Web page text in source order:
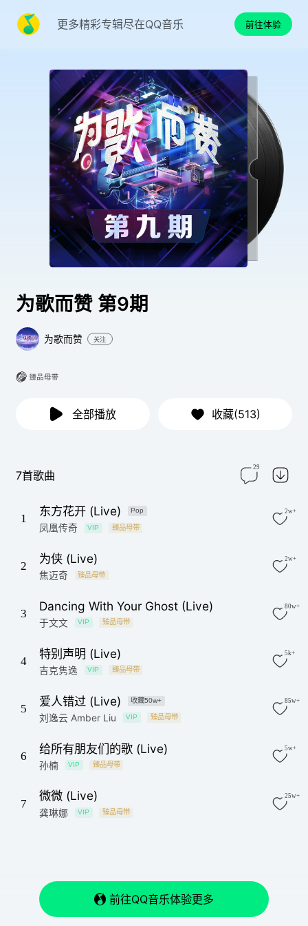
更多精彩专辑尽在QQ音乐 前往体验
为歌而赞 第9期
为歌而赞 关注
全部播放 收藏(513)
7首歌曲
29
1
东方花开 (Live) Pop
凤凰传奇 VIP 臻品母带
2w+
2
为侠 (Live)
焦迈奇 臻品母带
2w+
3
Dancing With Your Ghost (Live)
于文文 VIP 臻品母带
80w+
4
特别声明 (Live)
吉克隽逸 VIP 臻品母带
5k+
5
爱人错过 (Live) 收藏50w+
刘逸云 Amber Liu VIP 臻品母带
85w+
6
给所有朋友们的歌 (Live)
孙楠 VIP 臻品母带
5w+
7
微微 (Live)
龚琳娜 VIP 臻品母带
25w+
前往QQ音乐体验更多